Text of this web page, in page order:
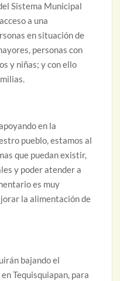
Sistema Municipal
a una
en situación de
personas con
y niñas; y con ello
en la
pueblo, estamos al
que puedan existir,
y poder atender a
es muy
la alimentación de
bajando el
Tequisquiapan, para